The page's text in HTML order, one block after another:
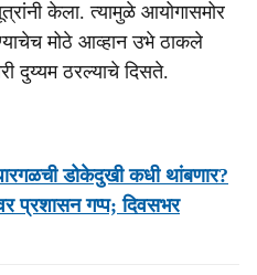
केला. त्यामुळे आयोगासमोर
मोठे आव्हान उभे ठाकले
दुय्यम ठरल्याचे दिसते.
डोकेदुखी कधी थांबणार?
प्रशासन गप्प; दिवसभर